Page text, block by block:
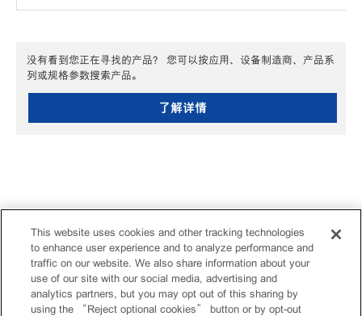
没有看到您正在寻找的产品？ 您可以按应用、设备制造商、产品系
列或规格参数搜索产品。
了解详情
This website uses cookies and other tracking technologies
to enhance user experience and to analyze performance and
traffic on our website. We also share information about your
use of our site with our social media, advertising and
analytics partners, but you may opt out of this sharing by
using the “Reject optional cookies” button or by opt-out